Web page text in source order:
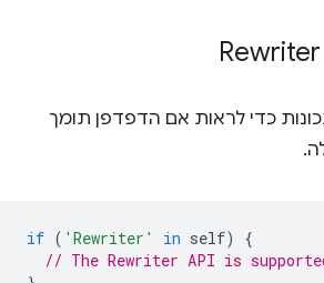
כדי לראות אם הדפדפן תומך
if ('Rewriter' in self
// The Rewriter API is